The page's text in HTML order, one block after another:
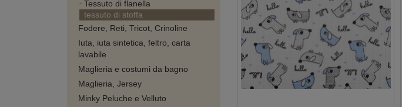
Tessuto di flanella
tessuto di stoffa
Fodere, Reti, Tricot, Crinoline
Iuta, iuta sintetica, feltro, carta
lavabile
Maglieria e costumi da bagno
Maglieria, Jersey
Minky Peluche e Velluto